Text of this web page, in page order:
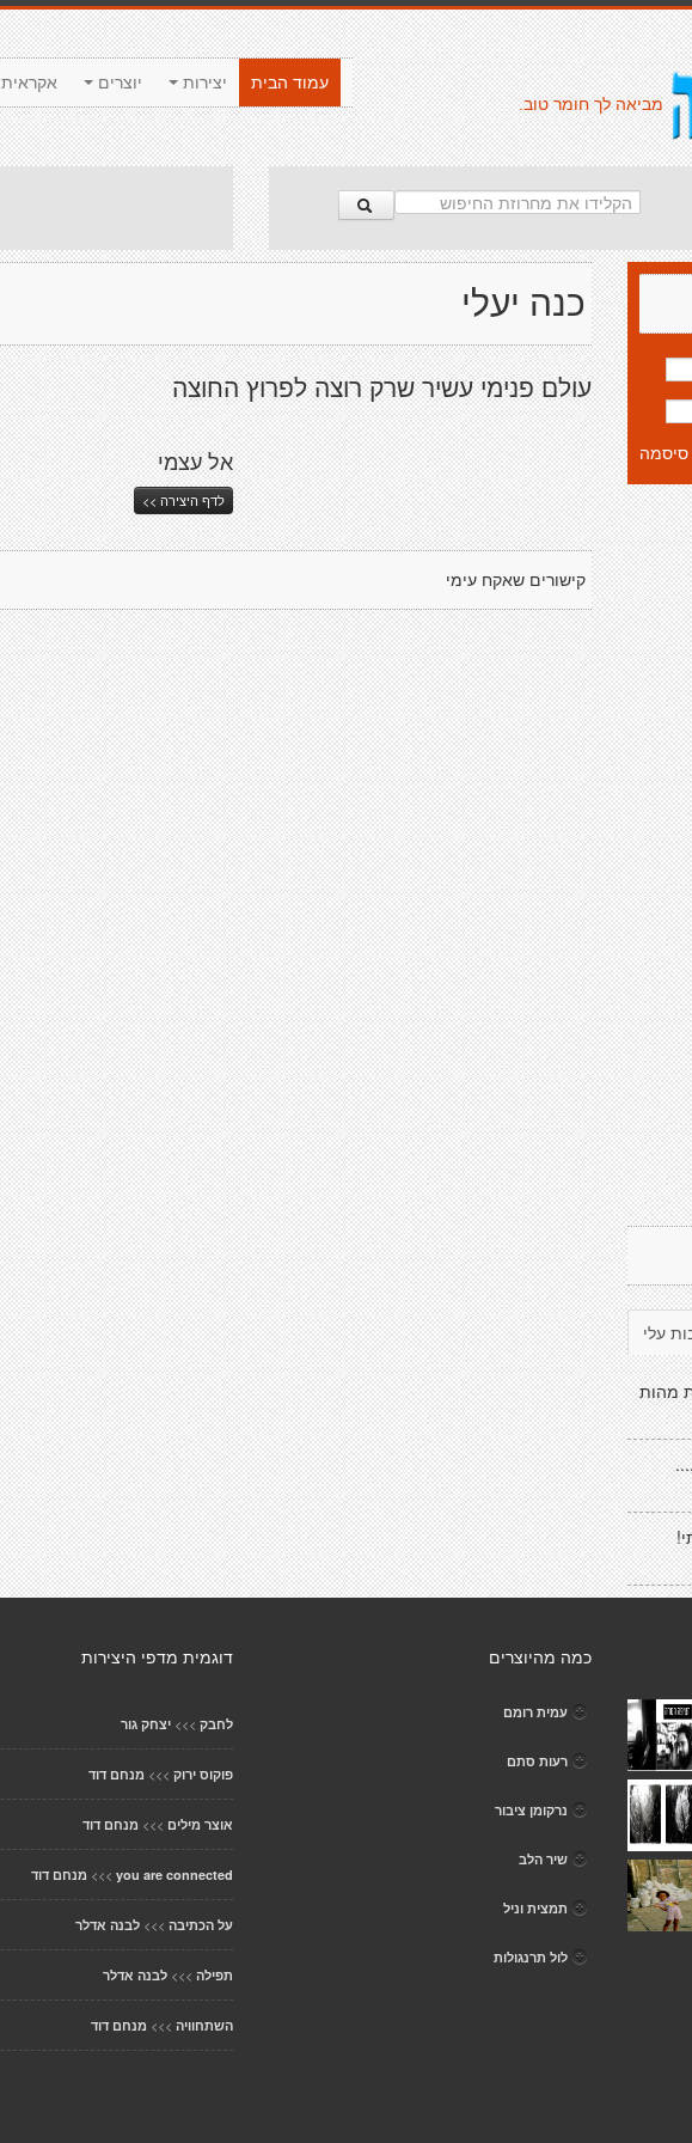
אקראית יוצרים יצירות
עמוד הבית
מביאה לך חומר טוב.
כנה יעלי
עולם פנימי עשיר שרק רוצה לפרוץ החוצה
אל עצמי
לדף היצירה >>
קישורים שאקח עימי
עלי
מהות
דוגמית מדפי היצירות
לחבק >>> יצחק גור
פוקוס ירוק >>> מנחם דוד
אוצר מילים >>> מנחם דוד
you are connected
>>> מנחם דוד
על הכתיבה >>> לבנה אדלר
תפילה >>> לבנה אדלר
השתחוויה >>> מנחם דוד
כמה מהיוצרים
עמית רומם
רעות סתם
נרקומן ציבור
שיר הלב
תמצית וניל
לול תרנגולות